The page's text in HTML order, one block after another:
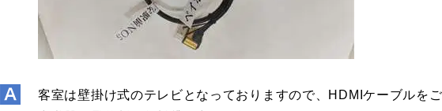
客室は壁掛け式のテレビとなっておりますので、HDMIケーブルを